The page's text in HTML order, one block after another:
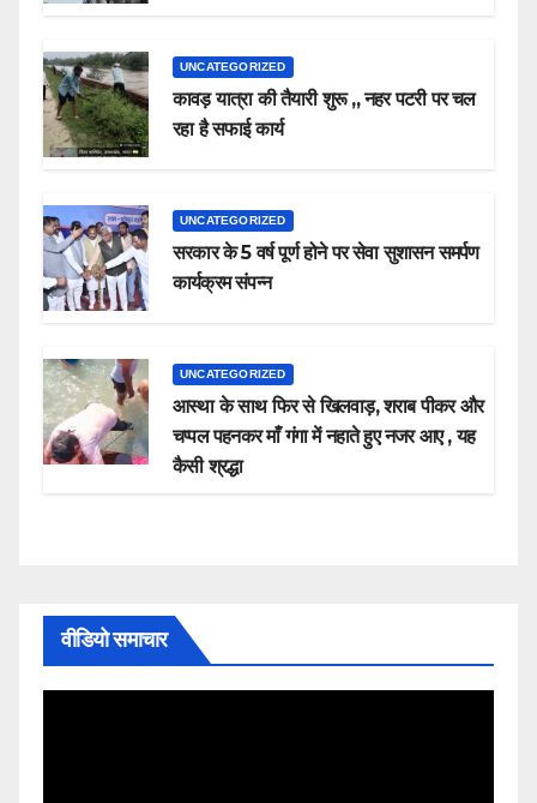
UNCATEGORIZED
कावड़ यात्रा की तैयारी शुरू ,, नहर पटरी पर चल
रहा है सफाई कार्य
UNCATEGORIZED
सरकार के 5 वर्ष पूर्ण होने पर सेवा सुशासन समर्पण
कार्यक्रम संपन्न
UNCATEGORIZED
आस्था के साथ फिर से खिलवाड़, शराब पीकर और
चप्पल पहनकर माँ गंगा में नहाते हुए नजर आए , यह
कैसी श्रद्धा
वीडियो समाचार